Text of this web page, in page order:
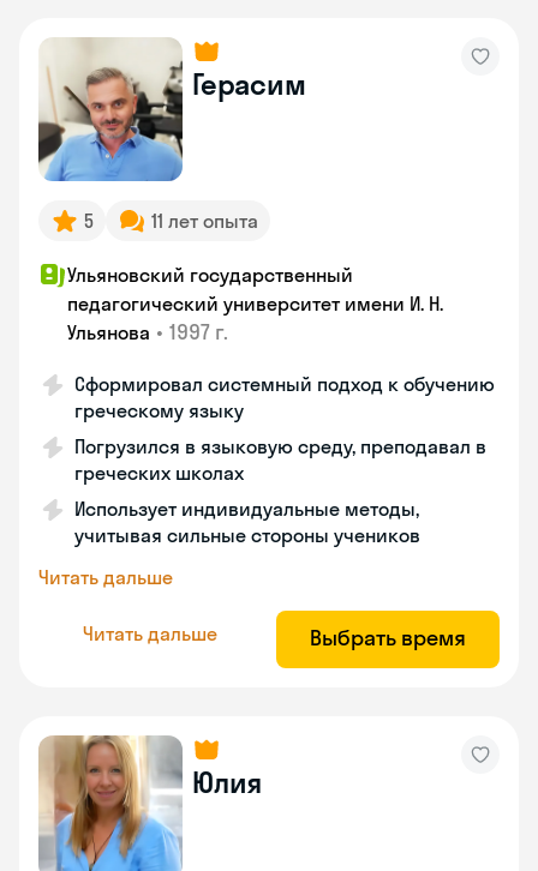
Герасим
5 11 лет опыта
Ульяновский государственный
педагогический университет имени И. Н.
Ульянова • 1997 г.
Сформировал системный подход к обучению
греческому языку
Погрузился в языковую среду, преподавал в
греческих школах
Использует индивидуальные методы,
учитывая сильные стороны учеников
Читать дальше
Читать дальше Выбрать время
Юлия